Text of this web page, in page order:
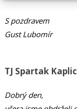
S pozdravem
Gust Lubomír
TJ Spartak
Dobrý den,